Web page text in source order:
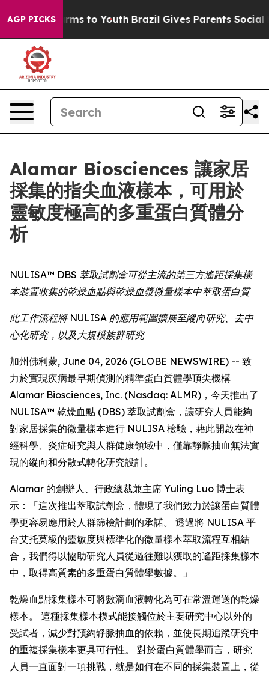
AGP PICKS
Harms to Youth Brazil Gives Parents Social
Alamar Biosciences 讓家居
採集的指尖血液樣本，可用於
靈敏度極高的多重蛋白質體分
析
NULISA™ DBS 萃取試劑盒可從主流的第三方遙距採集樣
本裝置收集的乾燥血點與乾燥血漿微量樣本中萃取蛋白質
此工作流程將 NULISA 的應用範圍擴展至縱向研究、去中
心化研究，以及大規模族群研究
加州佛利蒙, June 04, 2026 (GLOBE NEWSWIRE) -- 致
力於實現疾病最早期偵測的精準蛋白質體學頂尖機構
Alamar Biosciences, Inc. (Nasdaq: ALMR)，今天推出了
NULISA™ 乾燥血點 (DBS) 萃取試劑盒，讓研究人員能夠
對家居採集的微量樣本進行 NULISA 檢驗，藉此開啟在神
經科學、炎症研究與人群健康領域中，僅靠靜脈抽血無法實
現的縱向和分散式轉化研究設計。
Alamar 的創辦人、行政總裁兼主席 Yuling Luo 博士表
示：「這次推出萃取試劑盒，體現了我們致力於讓蛋白質體
學更容易應用於人群篩檢計劃的承諾。 透過將 NULISA 平
台艾托莫級的靈敏度與標準化的微量樣本萃取流程互相結
合，我們得以協助研究人員從過往難以獲取的遙距採集樣本
中，取得高質素的多重蛋白質體學數據。」
乾燥血點採集樣本可將數滴血液轉化為可在常溫運送的乾燥
樣本。 這種採集樣本模式能接觸位於主要研究中心以外的
受試者，減少對預約靜脈抽血的依賴，並使長期追蹤研究中
的重複採集樣本更具可行性。 對於蛋白質體學而言，研究
人員一直面對一項挑戰，就是如何在不同的採集裝置上，從